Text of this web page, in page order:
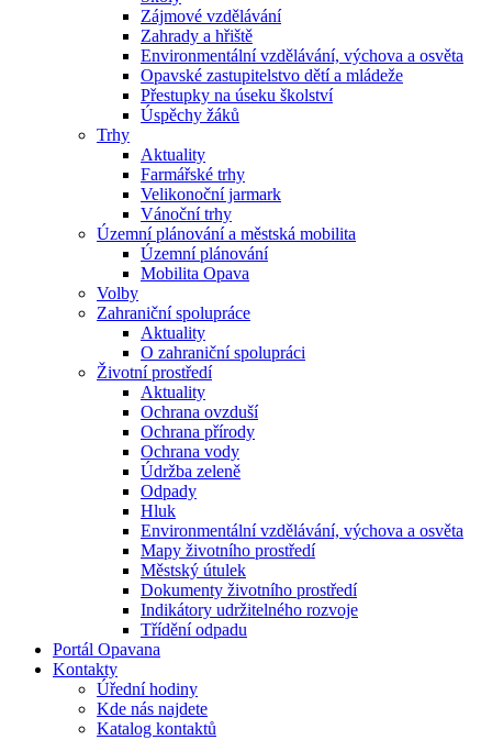
Zájmové vzdělávání
Zahrady a hřiště
Environmentální vzdělávání, výchova a osvěta
Opavské zastupitelstvo dětí a mládeže
Přestupky na úseku školství
Úspěchy žáků
Trhy
Aktuality
Farmářské trhy
Velikonoční jarmark
Vánoční trhy
Územní plánování a městská mobilita
Územní plánování
Mobilita Opava
Volby
Zahraniční spolupráce
Aktuality
O zahraniční spolupráci
Životní prostředí
Aktuality
Ochrana ovzduší
Ochrana přírody
Ochrana vody
Údržba zeleně
Odpady
Hluk
Environmentální vzdělávání, výchova a osvěta
Mapy životního prostředí
Městský útulek
Dokumenty životního prostředí
Indikátory udržitelného rozvoje
Třídění odpadu
Portál Opavana
Kontakty
Úřední hodiny
Kde nás najdete
Katalog kontaktů